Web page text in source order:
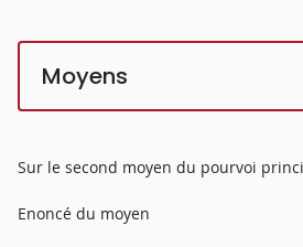
Moyens
Sur le second moyen du pourvoi
Enoncé du moyen